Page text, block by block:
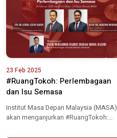
23 Feb 2025
#RuangTokoh: Perlembagaan
dan Isu Semasa
Institut Masa Depan Malaysia (MASA)
akan menganjurkan #RuangTokoh: